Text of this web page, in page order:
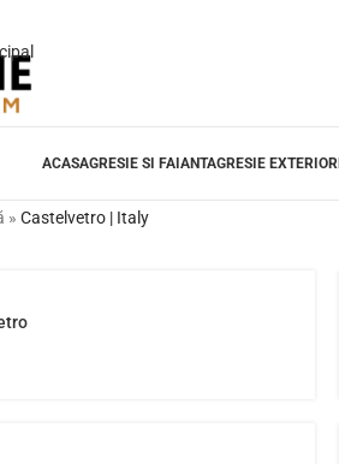
ACASAGRESIE SI FAIANTAGRESIE EXTERIOR
» Castelvetro | Italy